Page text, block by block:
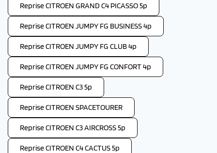
Reprise CITROEN GRAND C4 PICASSO 5p
Reprise CITROEN JUMPY FG BUSINESS 4p
Reprise CITROEN JUMPY FG CLUB 4p
Reprise CITROEN JUMPY FG CONFORT 4p
Reprise CITROEN C3 5p
Reprise CITROEN SPACETOURER
Reprise CITROEN C3 AIRCROSS 5p
Reprise CITROEN C4 CACTUS 5p